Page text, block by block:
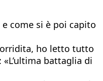
come si è poi capito
ho letto tutto
battaglia di